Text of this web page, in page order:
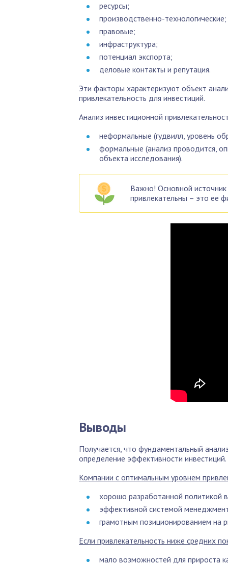
ресурсы;
производственно-технологические;
правовые;
инфраструктура;
потенциал экспорта;
деловые контакты и репутация.
Эти факторы характеризуют объект
привлекательность для инвестиций.
Анализ инвестиционной
неформальные (гудвилл, уровень
формальные (анализ проводится,
объекта исследования).
Важно! Основной источник
привлекательны – это ее
Выводы
Получается, что фундаментальный
определение эффективности инвестиций.
Компании с оптимальным уровнем
хорошо разработанной политикой
эффективной системой
грамотным позиционированием на
Если привлекательность ниже средних
мало возможностей для прироста